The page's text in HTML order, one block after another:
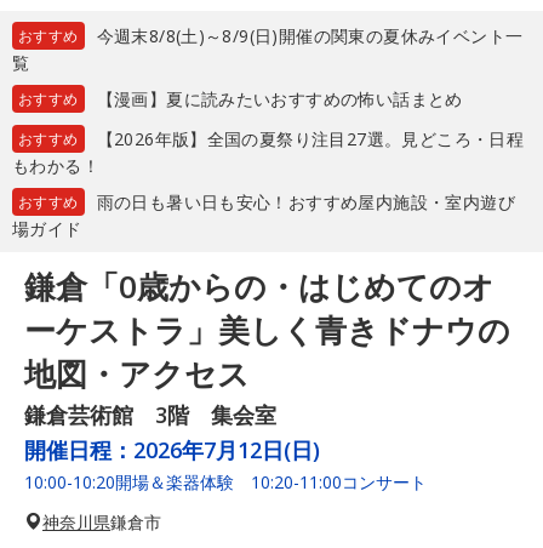
おすすめ
今週末8/8(土)～8/9(日)開催の関東の夏休みイベント一
覧
おすすめ 【漫画】夏に読みたいおすすめの怖い話まとめ
おすすめ
【2026年版】全国の夏祭り注目27選。見どころ・日程
もわかる！
おすすめ
雨の日も暑い日も安心！おすすめ屋内施設・室内遊び
場ガイド
鎌倉「0歳からの・はじめてのオ
ーケストラ」美しく青きドナウの
地図・アクセス
鎌倉芸術館 3階 集会室
開催日程： 2026年7月12日(日)
10:00-10:20開場＆楽器体験 10:20-11:00コンサート
神奈川県鎌倉市